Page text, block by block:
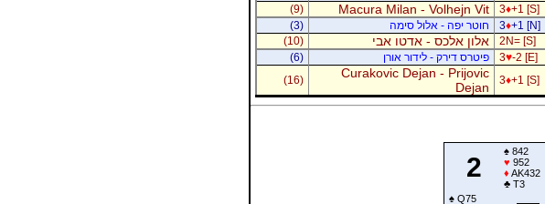
3♦+1 [S]
Macura Milan - Volhejn Vit
(9)
3♦+1 [N] חוטר יפה - אלול סימה
(3)
2N= [S] אלון אלכס - אדטו אבי (10)
3♥-2 [E] פיטרס דירק - לידור אורן
(6)
3♦+1 [S]
Curakovic Dejan - Prijovic
Dejan
(16)
2
♠842
♥ 952
♦ AK432
♣T3
♠Q75